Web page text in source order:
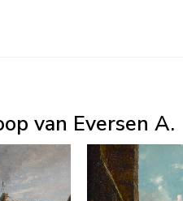
van Eversen A.